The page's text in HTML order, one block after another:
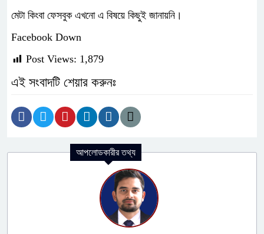
মেটা কিংবা ফেসবুক এখনো এ বিষয়ে কিছুই জানায়নি।
Facebook Down
Post Views: 1,879
এই সংবাদটি শেয়ার করুনঃ
আপলোডকারীর তথ্য